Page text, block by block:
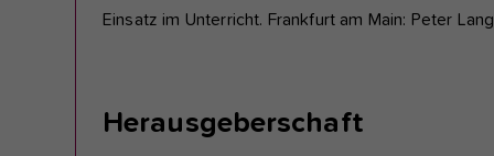
Einsatz im Unterricht. Frankfurt am Main: Peter
Herausgeberschaft